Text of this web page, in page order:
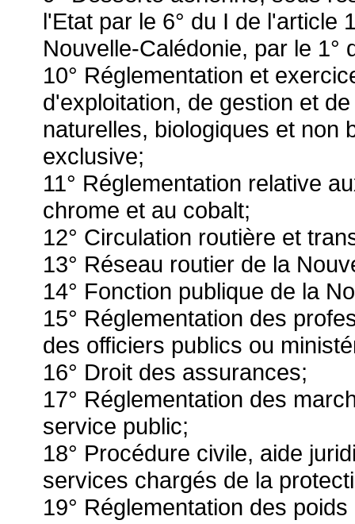
l'Etat par le 6° du I de l'article
Nouvelle-Calédonie, par le 1°
10° Réglementation et
d'exploitation, de gestion et
naturelles, biologiques et non
exclusive;
11° Réglementation relative
chrome et au cobalt;
12° Circulation routière et
13° Réseau routier de la
14° Fonction publique de la
15° Réglementation des
des officiers publics ou
16° Droit des assurances;
17° Réglementation des
service public;
18° Procédure civile, aide
services chargés de la
19° Réglementation des